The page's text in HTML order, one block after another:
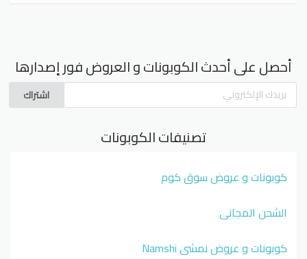
أحصل على أحدث الكوبونات و العروض فور إصدارها
اشتراك
تصنيفات الكوبونات
كوبونات و عروض سوق كوم
الشحن المجاني
كوبونات و عروض نمشي Namshi